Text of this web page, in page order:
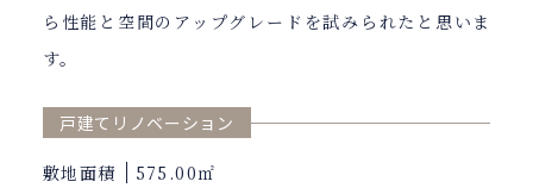
ら性能と空間のアップグレードを試みられたと思いま
す。
戸建てリノベーション
敷地面積
575.00㎡